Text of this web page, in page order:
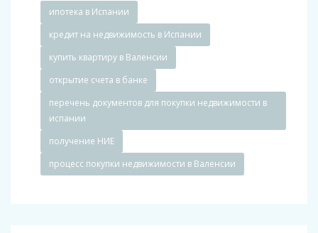
ипотека в Испании
кредит на недвижимость в Испании
купить квартиру в Валенсии
открытие счета в банке
перечень документов для покупки недвижимости в
испании
получение НИЕ
процесс покупки недвижимости в Валенсии